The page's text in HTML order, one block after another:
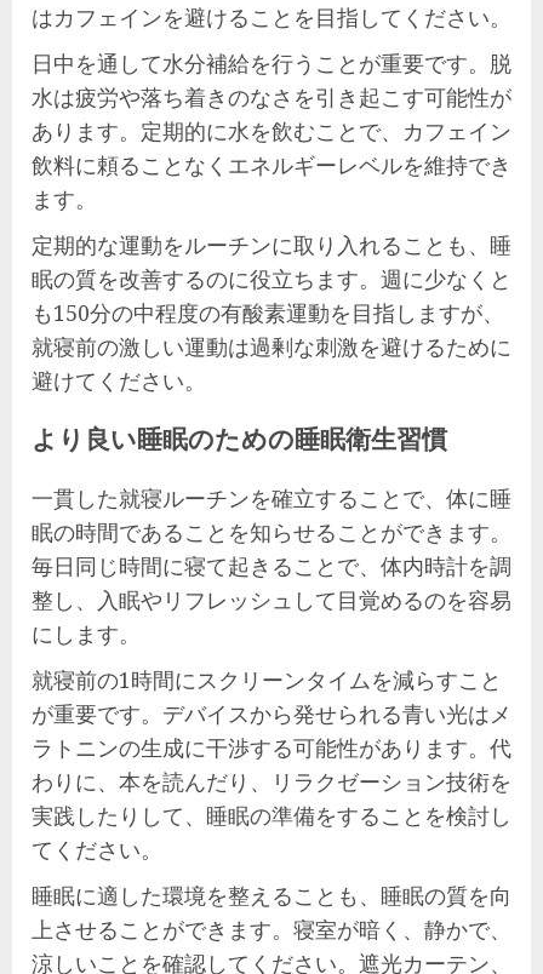
はカフェインを避けることを目指してください。
日中を通して水分補給を行うことが重要です。脱
水は疲労や落ち着きのなさを引き起こす可能性が
あります。定期的に水を飲むことで、カフェイン
飲料に頼ることなくエネルギーレベルを維持でき
ます。
定期的な運動をルーチンに取り入れることも、睡
眠の質を改善するのに役立ちます。週に少なくと
も150分の中程度の有酸素運動を目指しますが、
就寝前の激しい運動は過剰な刺激を避けるために
避けてください。
より良い睡眠のための睡眠衛生習慣
一貫した就寝ルーチンを確立することで、体に睡
眠の時間であることを知らせることができます。
毎日同じ時間に寝て起きることで、体内時計を調
整し、入眠やリフレッシュして目覚めるのを容易
にします。
就寝前の1時間にスクリーンタイムを減らすこと
が重要です。デバイスから発せられる青い光はメ
ラトニンの生成に干渉する可能性があります。代
わりに、本を読んだり、リラクゼーション技術を
実践したりして、睡眠の準備をすることを検討し
てください。
睡眠に適した環境を整えることも、睡眠の質を向
上させることができます。寝室が暗く、静かで、
涼しいことを確認してください。遮光カーテン、